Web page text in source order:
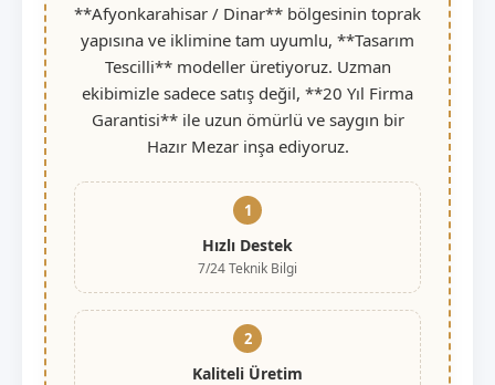
**Afyonkarahisar / Dinar** bölgesinin toprak
yapısına ve iklimine tam uyumlu, **Tasarım
Tescilli** modeller üretiyoruz. Uzman
ekibimizle sadece satış değil, **20 Yıl Firma
Garantisi** ile uzun ömürlü ve saygın bir
Hazır Mezar inşa ediyoruz.
1
Hızlı Destek
7/24 Teknik Bilgi
2
Kaliteli Üretim